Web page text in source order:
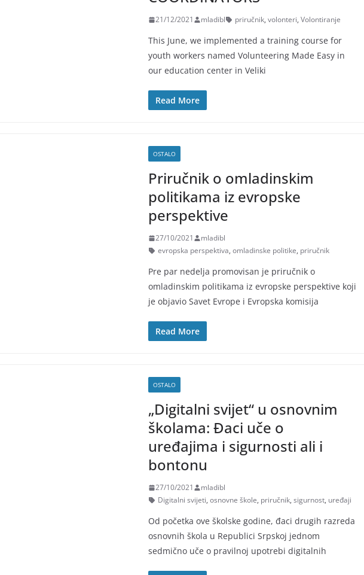
21/12/2021 mladibl priručnik, volonteri, Volontiranje
This June, we implemented a training course for
youth workers named Volunteering Made Easy in
our education center in Veliki
Read More
OSTALO
Priručnik o omladinskim
politikama iz evropske
perspektive
27/10/2021
mladibl
evropska perspektiva, omladinske politike, priručnik
Pre par nedelja promovisan je priručnik o
omladinskim politikama iz evropske perspektive koji
je objavio Savet Evrope i Evropska komisija
Read More
OSTALO
„Digitalni svijet“ u osnovnim
školama: Đaci uče o
uređajima i sigurnosti ali i
bontonu
27/10/2021
mladibl
Digitalni svijeti, osnovne škole, priručnik, sigurnost, uređaji
Od početka ove školske godine, đaci drugih razreda
osnovnih škola u Republici Srpskoj jednom
sedmično uče o pravilnoj upotrebi digitalnih